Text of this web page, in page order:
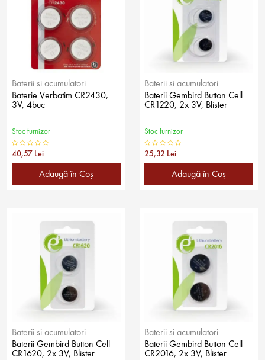
Baterii si acumulatori
Baterie Verbatim CR2430,
3V, 4buc
Stoc furnizor
40,57 Lei
Adaugă în Coş
Baterii si acumulatori
Baterii Gembird Button Cell
CR1220, 2x 3V, Blister
Stoc furnizor
25,32 Lei
Adaugă în Coş
Baterii si acumulatori
Baterii Gembird Button Cell
CR1620, 2x 3V, Blister
Baterii si acumulatori
Baterii Gembird Button Cell
CR2016, 2x 3V, Blister